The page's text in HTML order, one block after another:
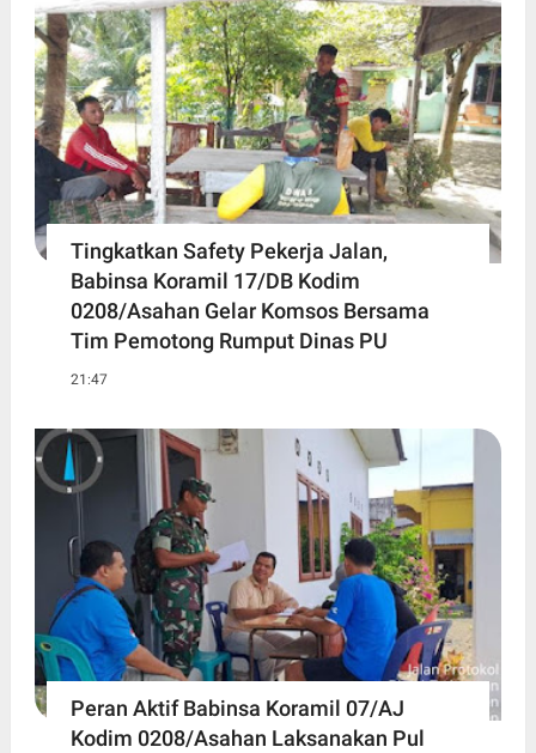
Tingkatkan Safety Pekerja Jalan,
Babinsa Koramil 17/DB Kodim
0208/Asahan Gelar Komsos Bersama
Tim Pemotong Rumput Dinas PU
21:47
Peran Aktif Babinsa Koramil 07/AJ
Kodim 0208/Asahan Laksanakan Pul